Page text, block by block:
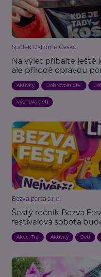
Spolek Ukliďme Česko
Na výlet přibalte ještě
ale přírodě opravdu
Aktivity Dobrovolnictví
Výchova dětí
Bezva parta s.r.o.
Šestý ročník Bezva
festivalová sobota
Akce, Tip Aktivity Děti